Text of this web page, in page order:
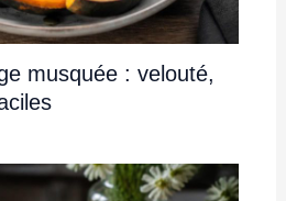
musquée : velouté,